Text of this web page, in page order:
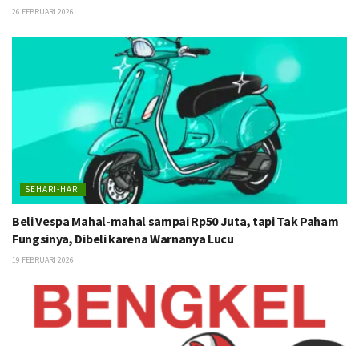
26 FEBRUARI 2026
SEHARI-HARI
Beli Vespa Mahal-mahal sampai Rp50 Juta, tapi Tak Paham
Fungsinya, Dibeli karena Warnanya Lucu
19 FEBRUARI 2026